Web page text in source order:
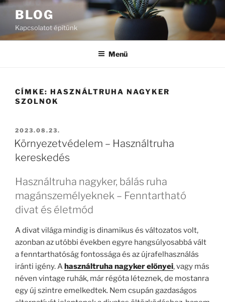
Tartalomhoz
BLOG
Kapcsolatot építünk
Menü
CÍMKE: HASZNÁLTRUHA NAGYKER
SZOLNOK
BEKÜLDVE:
2023.08.23.
Környezetvédelem – Használtruha
kereskedés
Használtruha nagyker, bálás ruha
magánszemélyeknek – Fenntartható
divat és életmód
A divat világa mindig is dinamikus és változatos volt,
azonban az utóbbi években egyre hangsúlyosabbá vált
a fenntarthatóság fontossága és az újrafelhasználás
iránti igény. Ahasználtruha nagyker előnyei, vagy más
néven vintage ruhák, már régóta léteznek, de mostanra
egy új szintre emelkedtek. Nem csupán gazdaságos